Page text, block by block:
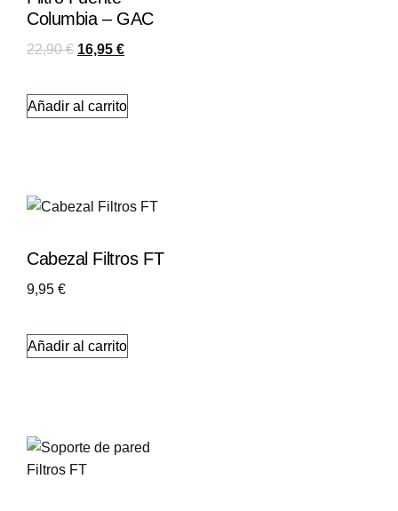
Columbia – GAC
22,90€ 16,95 €
Añadir al carrito
Cabezal Filtros FT
9,95 €
Añadir al carrito